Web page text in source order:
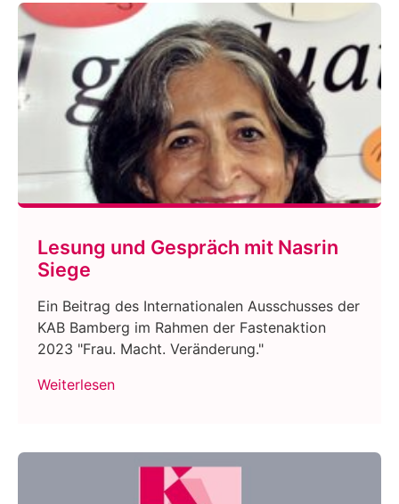
Lesung und Gespräch mit Nasrin
Siege
Ein Beitrag des Internationalen Ausschusses der
KAB Bamberg im Rahmen der Fastenaktion
2023 "Frau. Macht. Veränderung."
Weiterlesen